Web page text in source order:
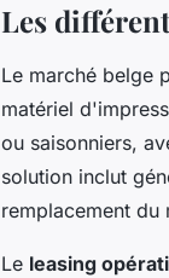
Les
Le marché belge
matériel
ou saisonniers,
solution inclut
remplacement du
Le leasing